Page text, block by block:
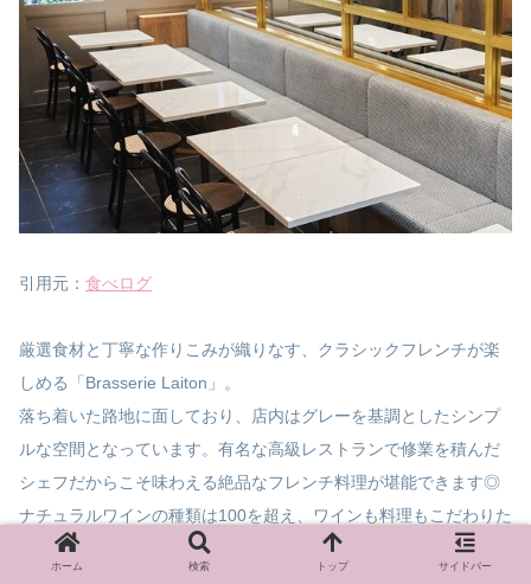
引用元： 食べログ
厳選食材と丁寧な作りこみが織りなす、クラシックフレンチが楽
しめる「Brasserie Laiton」。
落ち着いた路地に面しており、店内はグレーを基調としたシンプ
ルな空間となっています。有名な高級レストランで修業を積んだ
シェフだからこそ味わえる絶品なフレンチ料理が堪能できます◎
ナチュラルワインの種類は100を超え、ワインも料理もこだわりた
い！という方にピッタリのお店です。
ホーム 検索 トップ サイドバー